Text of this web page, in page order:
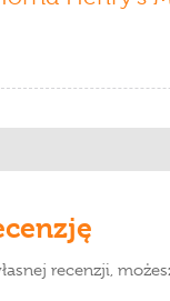
recenzji,